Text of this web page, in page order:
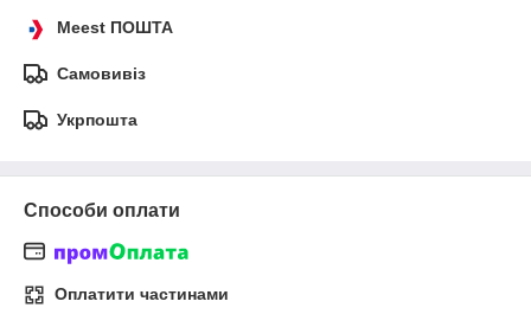
Meest ПОШТА
Самовивіз
Укрпошта
Способи оплати
Оплатити частинами